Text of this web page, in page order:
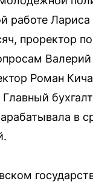
работе
проректор
Роман
в